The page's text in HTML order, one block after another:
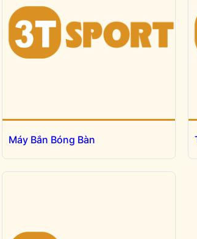
Máy Bắn Bóng Bàn